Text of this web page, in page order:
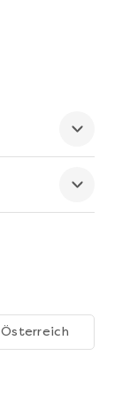
Österreich